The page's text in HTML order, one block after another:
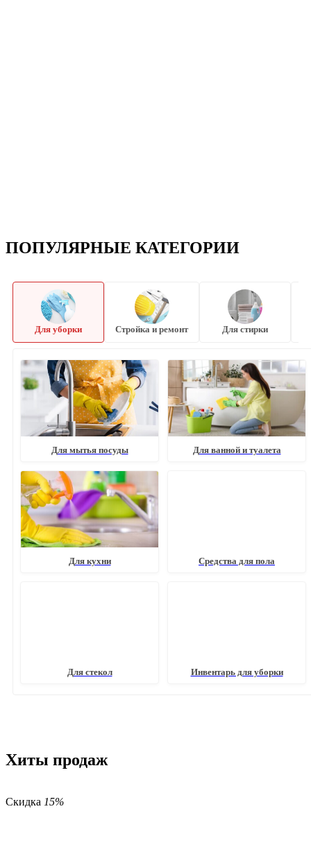
ПОПУЛЯРНЫЕ КАТЕГОРИИ
Для уборки Стройка и ремонт Для стирки
Для мытья посуды Для ванной и туалета
Для кухни Средства для пола
Для стекол Инвентарь для уборки
Хиты продаж
Скидка 15%